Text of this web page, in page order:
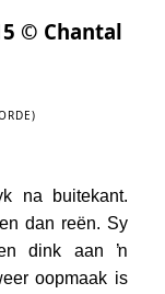
© Chantal
na buitekant.
dan reën. Sy
dink aan ŉ
oopmaak is